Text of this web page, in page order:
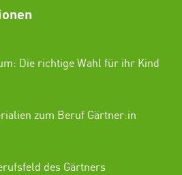
Die richtige Wahl für ihr Kind
zum Beruf Gärtner:in
des Gärtners